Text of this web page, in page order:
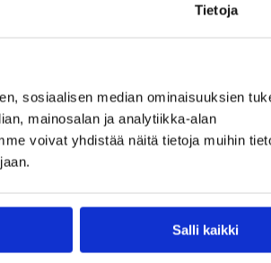
Tietoja
sosiaalisen median ominaisuuksien
mainosalan ja analytiikka-alan
voivat yhdistää näitä tietoja muihin
Salli kaikki
Malcolm
aloitteesta.